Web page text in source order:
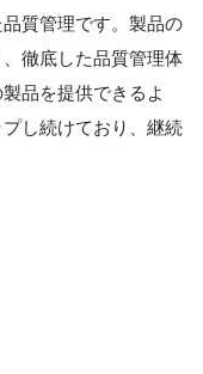
質管理です。製品の
徹底した品質管理体
品を提供できるよ
し続けており、継続